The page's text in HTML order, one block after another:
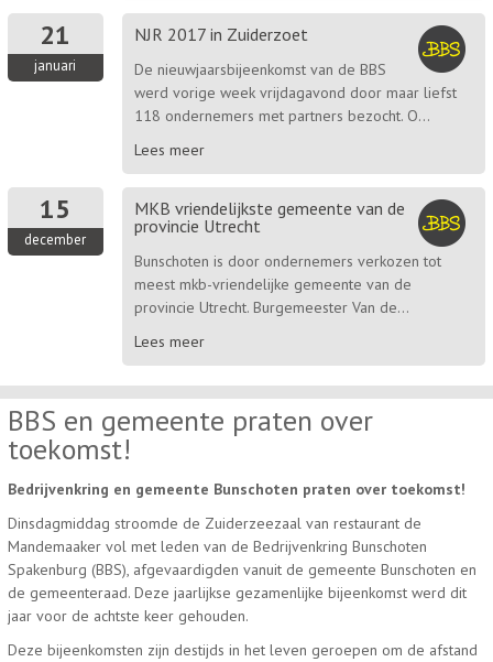
NJR 2017 in Zuiderzoet
De nieuwjaarsbijeenkomst van de BBS
werd vorige week vrijdagavond door maar liefst
118 ondernemers met partners bezocht. O...
Lees meer
21
januari
MKB vriendelijkste gemeente van de
provincie Utrecht
Bunschoten is door ondernemers verkozen tot
meest mkb-vriendelijke gemeente van de
provincie Utrecht. Burgemeester Van de...
Lees meer
15
december
BBS en gemeente praten over
toekomst!
Bedrijvenkring en gemeente Bunschoten praten over toekomst!
Dinsdagmiddag stroomde de Zuiderzeezaal van restaurant de
Mandemaaker vol met leden van de Bedrijvenkring Bunschoten
Spakenburg (BBS), afgevaardigden vanuit de gemeente Bunschoten en
de gemeenteraad. Deze jaarlijkse gezamenlijke bijeenkomst werd dit
jaar voor de achtste keer gehouden.
Deze bijeenkomsten zijn destijds in het leven geroepen om de afstand